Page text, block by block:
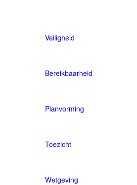
Veiligheid
Bereikbaarheid
Planvorming
Toezicht
Wetgeving